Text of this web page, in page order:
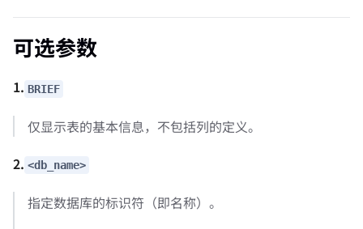
可选参数
1. BRIEF
仅显示表的基本信息，不包括列的定义。
2. <db_name>
指定数据库的标识符（即名称）。